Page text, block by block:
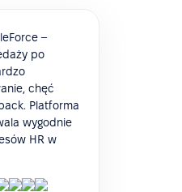
–
po
chęć
Platforma
wygodnie
HR w